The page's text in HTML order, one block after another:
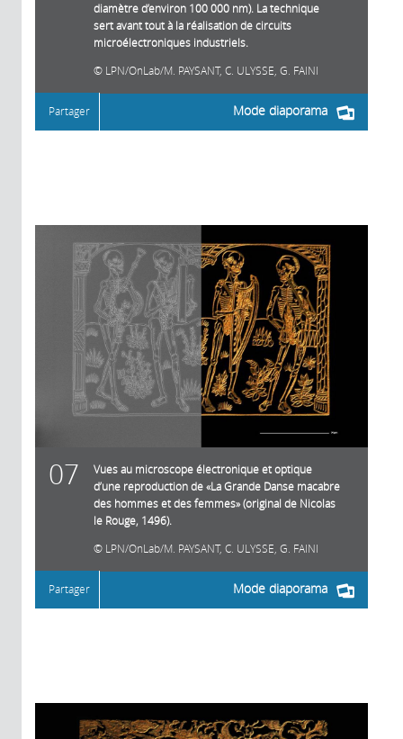
diamètre d’environ 100 000 nm). La technique
sert avant tout à la réalisation de circuits
microélectroniques industriels.
LPN/OnLab/M. PAYSANT, C. ULYSSE, G. FAINI
Mode diaporama
Partager
07
Vues au microscope électronique et optique
d’une reproduction de «La Grande Danse macabre
des hommes et des femmes» (original de Nicolas
le Rouge, 1496).
LPN/OnLab/M. PAYSANT, C. ULYSSE, G. FAINI
Mode diaporama
Partager